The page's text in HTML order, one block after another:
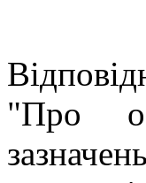
"Про